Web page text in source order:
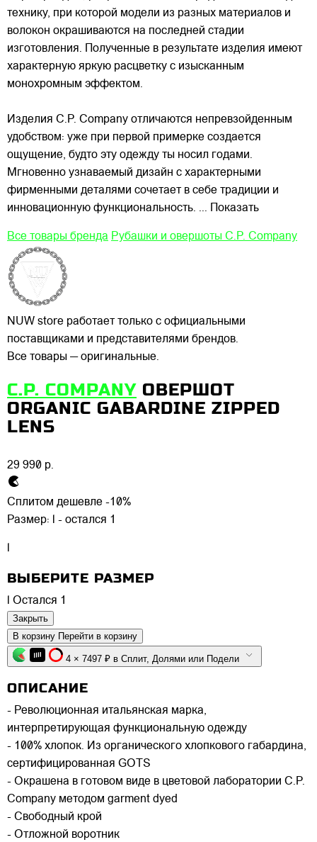
технику, при которой модели из разных материалов и
волокон окрашиваются на последней стадии
изготовления. Полученные в результате изделия имеют
характерную яркую расцветку с изысканным
монохромным эффектом.
Изделия C.P. Company отличаются непревзойденным
удобством: уже при первой примерке создается
ощущение, будто эту одежду ты носил годами.
Мгновенно узнаваемый дизайн с характерными
фирменными деталями сочетает в себе традиции и
инновационную функциональность. ... Показать
Все товары бренда Рубашки и овершоты C.P. Company
NUW store работает только с официальными
поставщиками и представителями брендов.
Все товары — оригинальные.
C.P. COMPANY ОВЕРШОТ
ORGANIC GABARDINE ZIPPED
LENS
29 990 р.
Сплитом дешевле -10%
Размер:
l - остался 1
ВЫБЕРИТЕ РАЗМЕР
Остался 1
Закрыть
В корзину Перейти в корзину
4 × 7497 ₽ в Сплит, Долями или Подели
ОПИСАНИЕ
- Революционная итальянская марка,
интерпретирующая функциональную одежду
- 100% хлопок. Из органического хлопкового габардина,
сертифицированная GOTS
- Окрашена в готовом виде в цветовой лаборатории C.P.
Company методом garment dyed
- Свободный крой
- Отложной воротник